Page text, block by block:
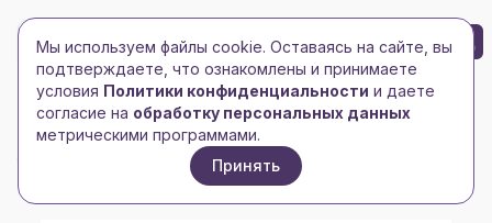
Toggle navigation
Toggle navigation
БРЕНД-ЛОГО 0
Главная/Ежедневники и блокноты/Блокноты/
Блокнот "Wispy", твердая обложка A5, 64 листа в
Мы используем файлы cookie. Оставаясь на сайте, вы
подтверждаете, что ознакомлены и принимаете
условия Политики конфиденциальности и даете
согласие на обработку персональных данных
метрическими программами.
Принять